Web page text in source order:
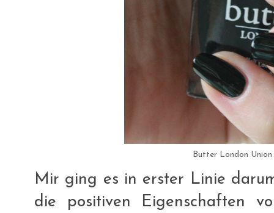
Butter London
Mir ging es in erster Linie
die positiven Eigenschaften